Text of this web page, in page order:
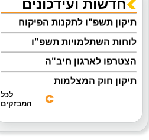
חדשות ועידכונים
תיקון תשפ"ו לתקנות הפיקוח
לוחות השתלמויות תשפ"ו
הצטרפו לארגון חיב"ה
תיקון חוק המצלמות
אוגדן הנחיות להפעלת מעון יום
מניעת נפילות בעת טיפול
והחתלה
לכל
המבזקים